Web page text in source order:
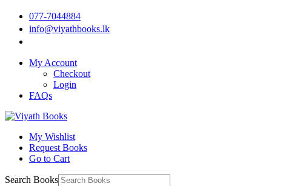
077-7044884
info@viyathbooks.lk
My Account
Checkout
Login
FAQs
My Wishlist
Request Books
Go to Cart
Search Books